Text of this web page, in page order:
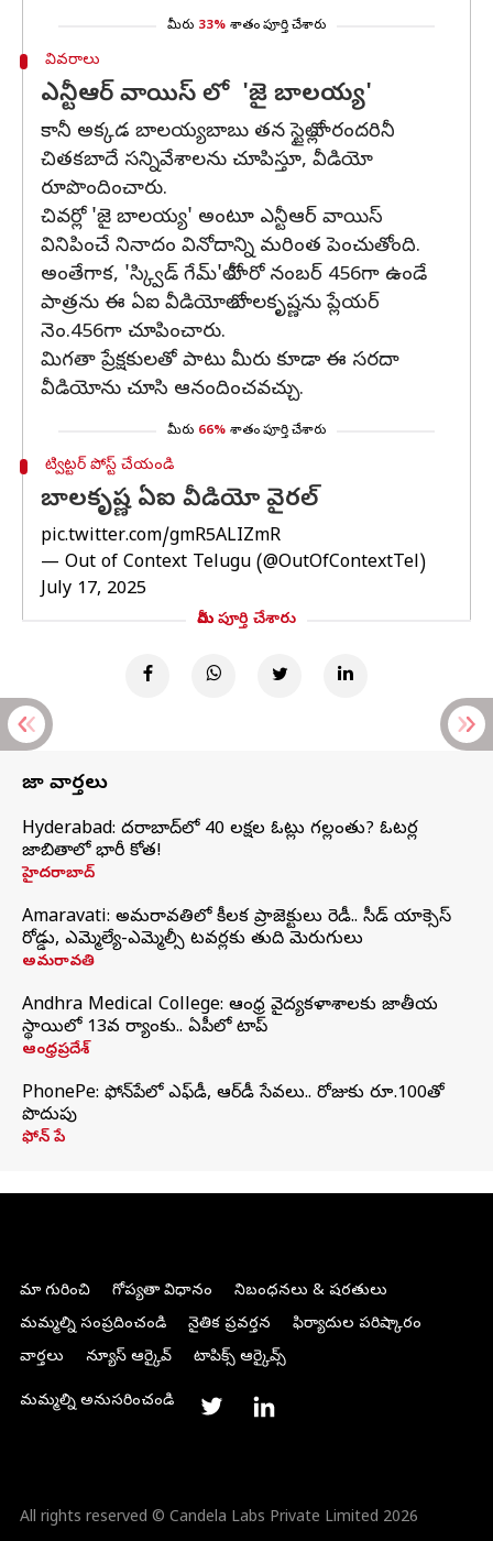
మీరు 33% శాతం పూర్తి చేశారు
వివరాలు
ఎన్టీఆర్‌ వాయిస్‌ లో 'జై బాలయ్య'
కానీ అక్కడ బాలయ్యబాబు తన స్టైల్లో వారందరినీ
చితకబాదే సన్నివేశాలను చూపిస్తూ, వీడియో
రూపొందించారు.
చివర్లో 'జై బాలయ్య' అంటూ ఎన్టీఆర్‌ వాయిస్‌
వినిపించే నినాదం వినోదాన్ని మరింత పెంచుతోంది.
అంతేగాక, 'స్క్విడ్‌ గేమ్‌'లో హీరో నంబర్‌ 456గా ఉండే
పాత్రను ఈ ఏఐ వీడియోలో బాలకృష్ణను ప్లేయర్‌
నెం.456గా చూపించారు.
మిగతా ప్రేక్షకులతో పాటు మీరు కూడా ఈ సరదా
వీడియోను చూసి ఆనందించవచ్చు.
మీరు 66% శాతం పూర్తి చేశారు
ట్విట్టర్ పోస్ట్ చేయండి
బాలకృష్ణ ఏఐ వీడియో వైర‌ల్
pic.twitter.com/gmR5ALIZmR
— Out of Context Telugu (@OutOfContextTel)
July 17, 2025
మీరు పూర్తి చేశారు
తాజా వార్తలు
Hyderabad: హైదరాబాద్‌లో 40 లక్షల ఓట్లు గల్లంతు? ఓటర్ల
జాబితాలో భారీ కోత!
హైదరాబాద్
Amaravati: అమరావతిలో కీలక ప్రాజెక్టులు రెడీ.. సీడ్‌ యాక్సెస్‌
రోడ్డు, ఎమ్మెల్యే-ఎమ్మెల్సీ టవర్లకు తుది మెరుగులు
అమరావతి
Andhra Medical College: ఆంధ్ర వైద్యకళాశాలకు జాతీయ
స్థాయిలో 13వ ర్యాంకు.. ఏపీలో టాప్
ఆంధ్రప్రదేశ్
PhonePe: ఫోన్‌పేలో ఎఫ్‌డీ, ఆర్‌డీ సేవలు.. రోజుకు రూ.100తో
పొదుపు
ఫోన్‌ పే
మా గురించి గోప్యతా విధానం
నిబంధనలు & షరతులు
మమ్మల్ని సంప్రదించండి
నైతిక ప్రవర్తన
ఫిర్యాదుల పరిష్కారం
వార్తలు
న్యూస్ ఆర్కైవ్ టాపిక్స్ ఆర్కైవ్స్
మమ్మల్ని అనుసరించండి
All rights reserved © Candela Labs Private Limited 2026